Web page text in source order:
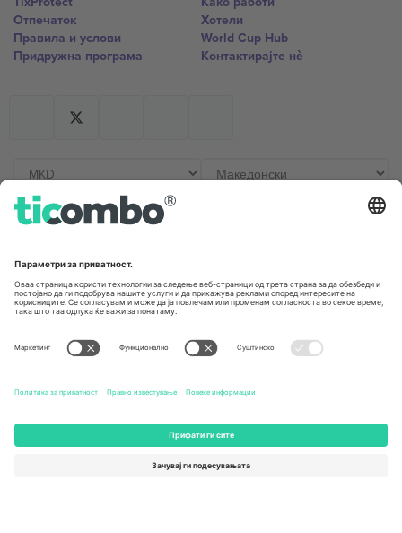
Отпечаток
Правила и услови
Придружна програма
Хотели
World Cup Hub
Контактирајте нѐ
Unter den Linden 24, 10117
Berlin, Germany
167 City Road, London, Greater
Kingdom
Newark, Delaware 19713, United
States
Engelberg, Switzerland